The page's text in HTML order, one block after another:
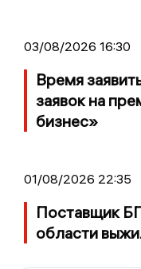
03/08/2026 16:30
Время
заявок на
бизнес»
01/08/2026 22:35
Поставщик
области